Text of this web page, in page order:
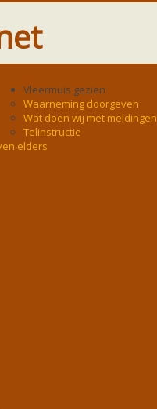
Vleermuis gezien
Waarneming doorgeven
Wat doen wij met meldingen
Telinstructie
elders